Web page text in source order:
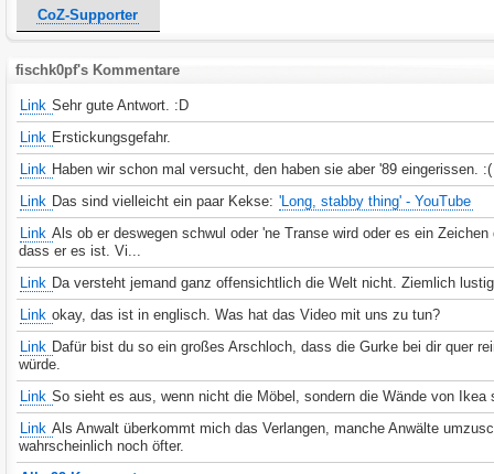
CoZ-Supporter
fischk0pf's Kommentare
Link Sehr gute Antwort. :D
Link Erstickungsgefahr.
Link Haben wir schon mal versucht, den haben sie aber '89 eingerissen. :(
Link Das sind vielleicht ein paar Kekse: 'Long, stabby thing' - YouTube
Link Als ob er deswegen schwul oder 'ne Transe wird oder es ein
dass er es ist. Vi...
Link Da versteht jemand ganz offensichtlich die Welt nicht. Ziemlich
Link okay, das ist in englisch. Was hat das Video mit uns zu tun?
Link Dafür bist du so ein großes Arschloch, dass die Gurke bei dir quer
würde.
Link So sieht es aus, wenn nicht die Möbel, sondern die Wände von Ikea
Link Als Anwalt überkommt mich das Verlangen, manche Anwälte
wahrscheinlich noch öfter.